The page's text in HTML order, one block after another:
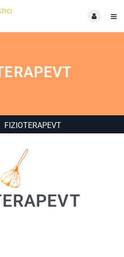
FIZIOTERAPEVT
wplink